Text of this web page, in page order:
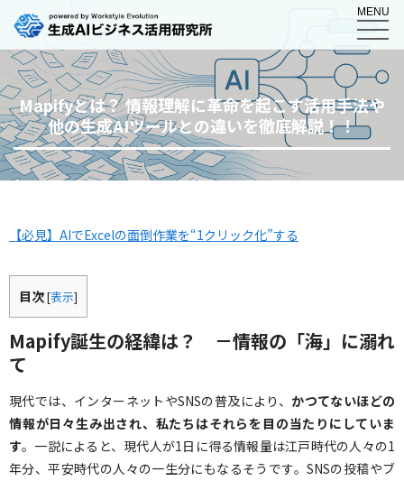
MENU
Mapifyとは？ 情報理解に革命を起こす活用手法や
他の生成AIツールとの違いを徹底解説！！
【必見】AIでExcelの面倒作業を“1クリック化”する
目次[表示]
Mapify誕生の経緯は？ －情報の「海」に溺れ
て
現代では、インターネットやSNSの普及により、 かつてないほどの
情報が日々生み出され、私たちはそれらを目の当たりにしていま
す。一説によると、現代人が1日に得る情報量は江戸時代の人々の1
年分、平安時代の人々の一生分にもなるそうです。SNSの投稿やブ